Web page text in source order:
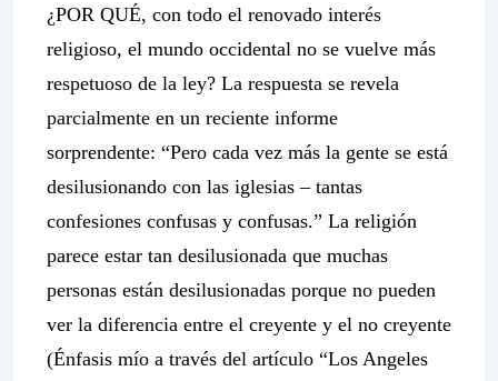
¿POR QUÉ, con todo el renovado interés
religioso, el mundo occidental no se vuelve más
respetuoso de la ley? La respuesta se revela
parcialmente en un reciente informe
sorprendente: “Pero cada vez más la gente se está
desilusionando con las iglesias – tantas
confesiones confusas y confusas.” La religión
parece estar tan desilusionada que muchas
personas están desilusionadas porque no pueden
ver la diferencia entre el creyente y el no creyente
(Énfasis mío a través del artículo “Los Angeles